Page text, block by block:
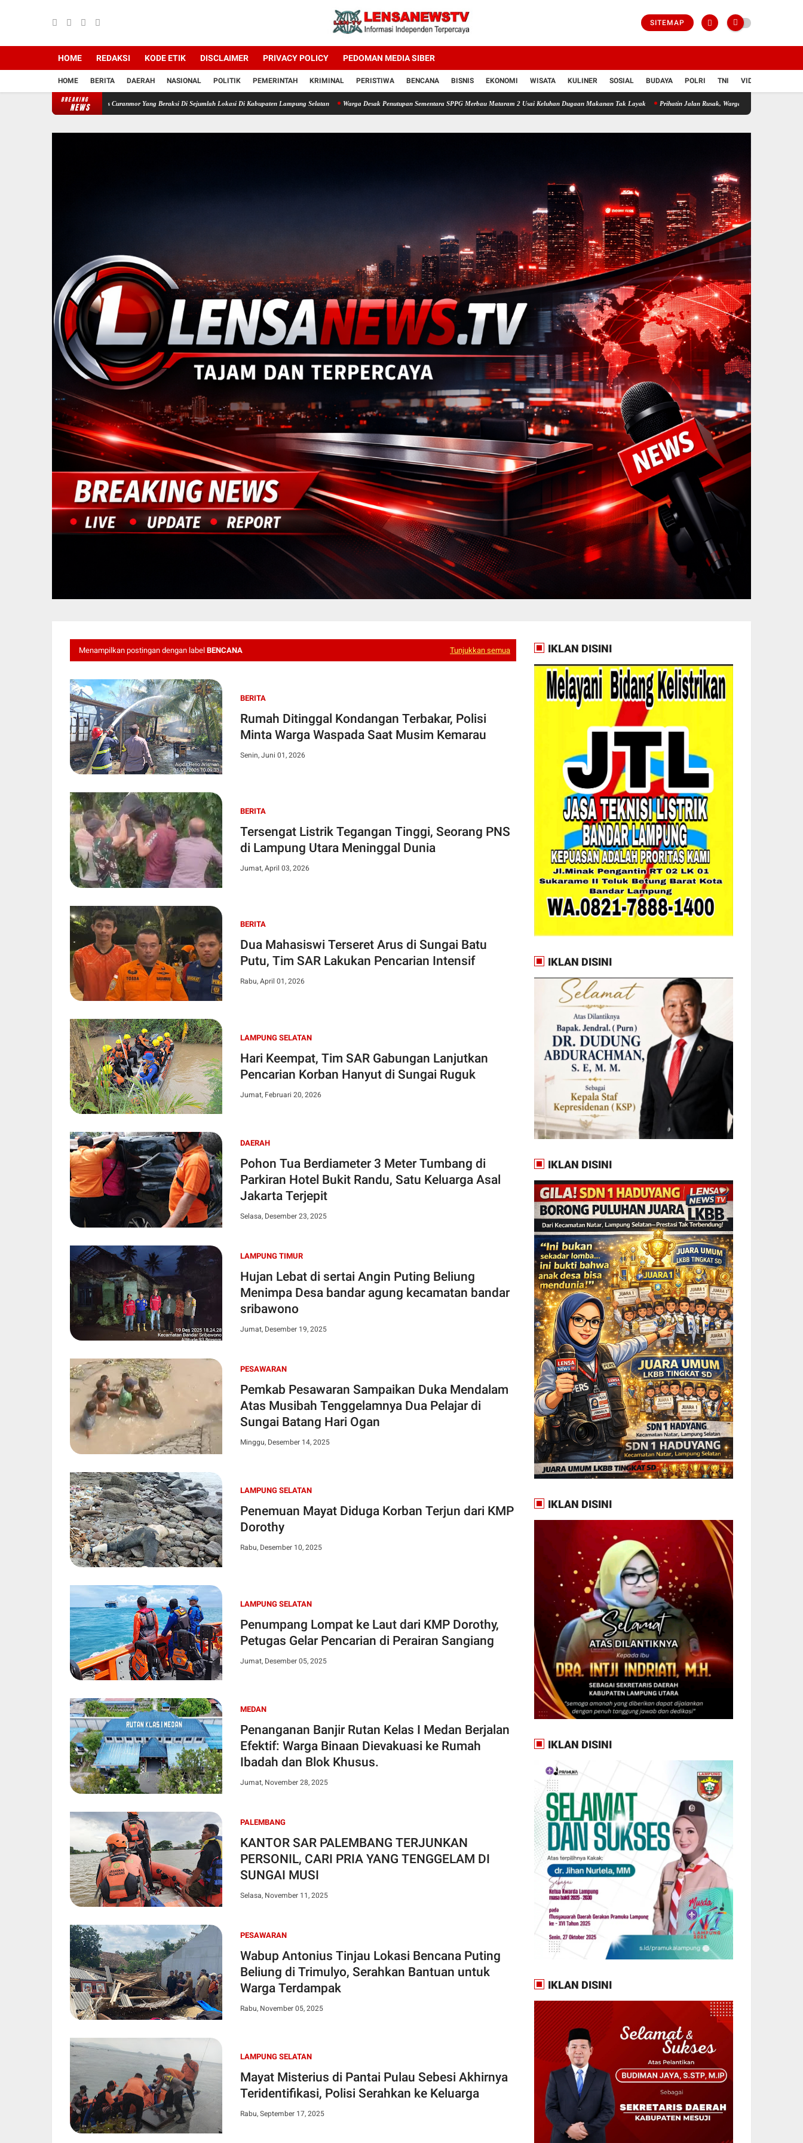
SITEMAP
HOME REDAKSI KODE ETIK DISCLAIMER PRIVACY POLICY PEDOMAN MEDIA SIBER
HOME BERITA DAERAH NASIONAL POLITIK PEMERINTAH KRIMINAL PERISTIWA BENCANA BISNIS EKONOMI WISATA KULINER SOSIAL BUDAYA POLRI TNI VIDIO
BREAKING
NEWS
Spesialis Curanmor Yang Beraksi Di Sejumlah Lokasi Di Kabupaten Lampung Selatan Warga Desak Penutupan Sementara SPPG Merbau Mataram 2 Usai Keluhan Dugaan Makanan Tak Layak Prihatin Jalan Rusak, Warga Lingkungan 8 Kotabumi Udik Gotong
Menampilkan postingan dengan label BENCANA Tunjukkan semua
BERITA
Rumah Ditinggal Kondangan Terbakar, Polisi
Minta Warga Waspada Saat Musim Kemarau
Senin, Juni 01, 2026
BERITA
Tersengat Listrik Tegangan Tinggi, Seorang PNS
di Lampung Utara Meninggal Dunia
Jumat, April 03, 2026
BERITA
Dua Mahasiswi Terseret Arus di Sungai Batu
Putu, Tim SAR Lakukan Pencarian Intensif
Rabu, April 01, 2026
LAMPUNG SELATAN
Hari Keempat, Tim SAR Gabungan Lanjutkan
Pencarian Korban Hanyut di Sungai Ruguk
Jumat, Februari 20, 2026
DAERAH
​Pohon Tua Berdiameter 3 Meter Tumbang di
Parkiran Hotel Bukit Randu, Satu Keluarga Asal
Jakarta Terjepit
Selasa, Desember 23, 2025
LAMPUNG TIMUR
Hujan Lebat di sertai Angin Puting Beliung
Menimpa Desa bandar agung kecamatan bandar
sribawono
Jumat, Desember 19, 2025
PESAWARAN
Pemkab Pesawaran Sampaikan Duka Mendalam
Atas Musibah Tenggelamnya Dua Pelajar di
Sungai Batang Hari Ogan
Minggu, Desember 14, 2025
LAMPUNG SELATAN
Penemuan Mayat Diduga Korban Terjun dari KMP
Dorothy
Rabu, Desember 10, 2025
LAMPUNG SELATAN
Penumpang Lompat ke Laut dari KMP Dorothy,
Petugas Gelar Pencarian di Perairan Sangiang
Jumat, Desember 05, 2025
MEDAN
Penanganan Banjir Rutan Kelas I Medan Berjalan
Efektif: Warga Binaan Dievakuasi ke Rumah
Ibadah dan Blok Khusus.
Jumat, November 28, 2025
PALEMBANG
KANTOR SAR PALEMBANG TERJUNKAN
PERSONIL, CARI PRIA YANG TENGGELAM DI
SUNGAI MUSI
Selasa, November 11, 2025
PESAWARAN
Wabup Antonius Tinjau Lokasi Bencana Puting
Beliung di Trimulyo, Serahkan Bantuan untuk
Warga Terdampak
Rabu, November 05, 2025
LAMPUNG SELATAN
Mayat Misterius di Pantai Pulau Sebesi Akhirnya
Teridentifikasi, Polisi Serahkan ke Keluarga
Rabu, September 17, 2025
IKLAN DISINI
IKLAN DISINI
IKLAN DISINI
IKLAN DISINI
IKLAN DISINI
IKLAN DISINI